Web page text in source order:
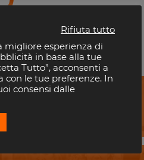
preferiti in
Rifiuta tutto
migliore esperienza di
in base alla tue
Tutto”, acconsenti a
le tue preferenze. In
consensi dalle